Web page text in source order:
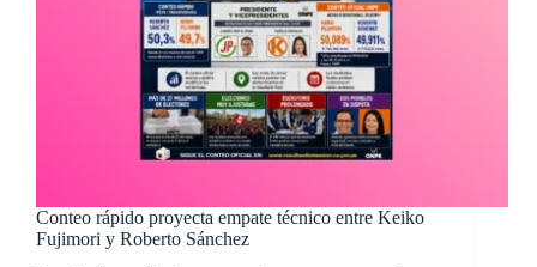
Conteo rápido proyecta empate técnico entre Keiko
Fujimori y Roberto Sánchez